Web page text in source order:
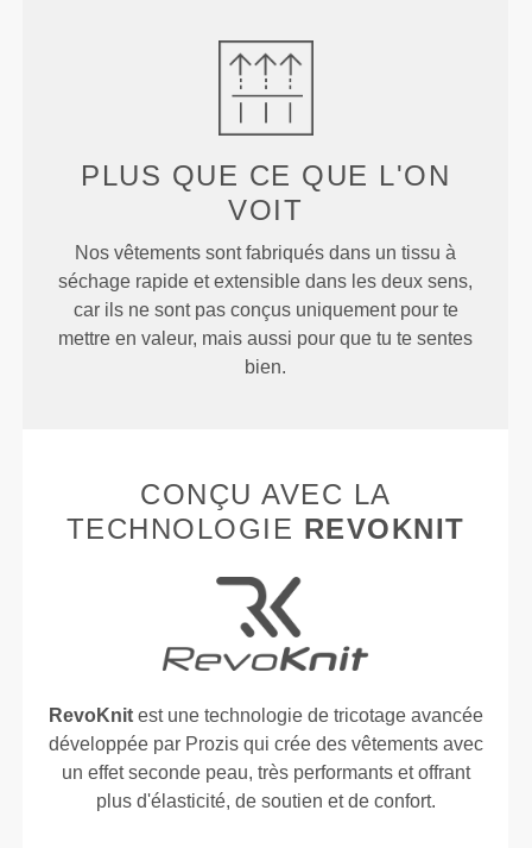
PLUS QUE CE QUE L'ON
VOIT
Nos vêtements sont fabriqués dans un tissu à
séchage rapide et extensible dans les deux sens,
car ils ne sont pas conçus uniquement pour te
mettre en valeur, mais aussi pour que tu te sentes
bien.
CONÇU AVEC LA
TECHNOLOGIE REVOKNIT
RevoKnitest une technologie de tricotage avancée
développée par Prozis qui crée des vêtements avec
un effet seconde peau, très performants et offrant
plus d'élasticité, de soutien et de confort.